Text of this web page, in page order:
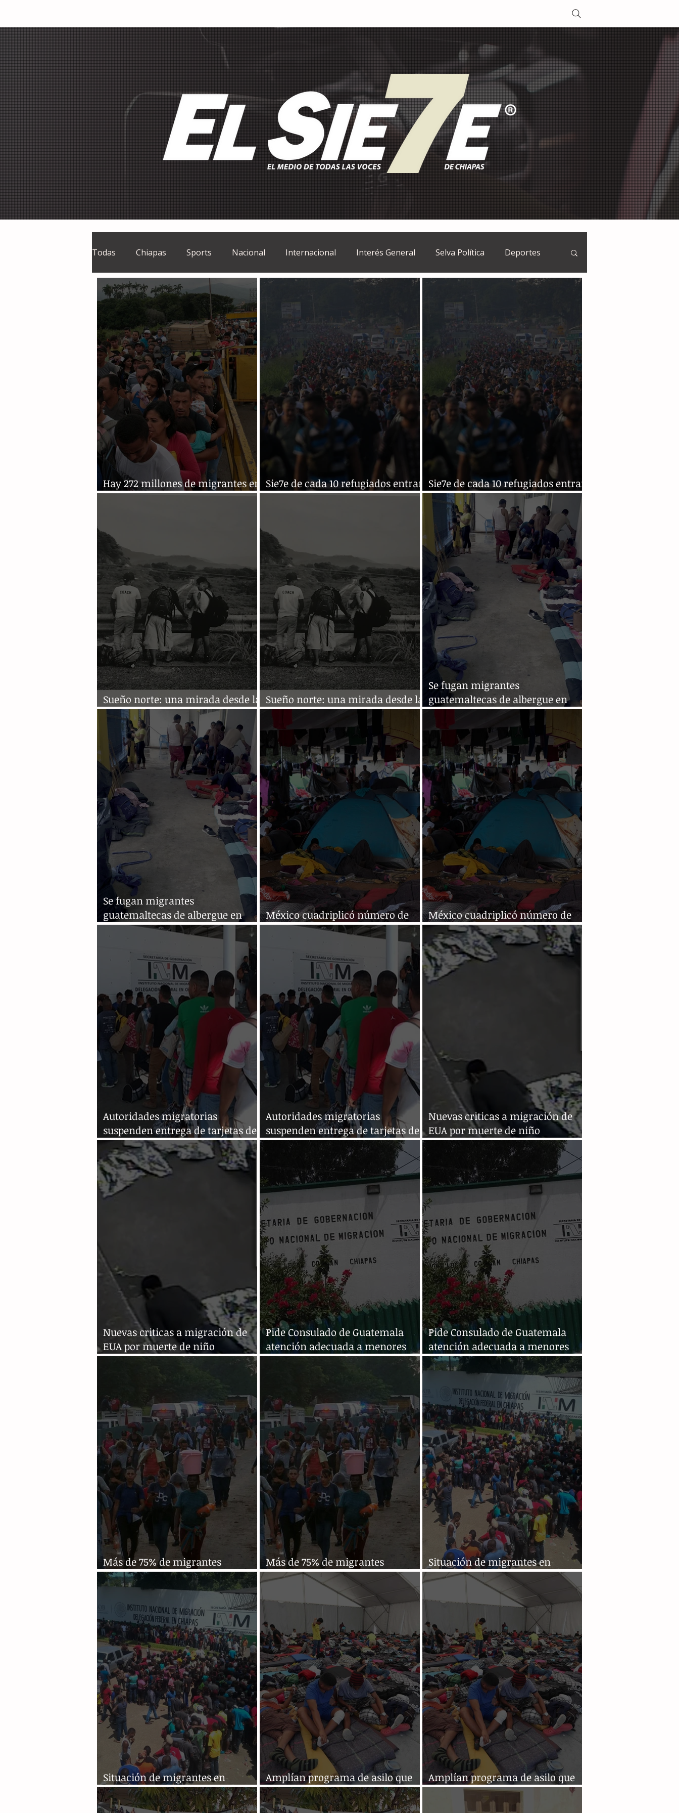
Todas Chiapas Sports Nacional Internacional Interés General Selva Política Deportes
El Sie7e Temas Centrales Estilo de vida
Grupo Financiero Continental
Hay 272 millones de migrantes en
el mundo
Sie7e de cada 10 refugiados entran
al país por Tapachula
Sie7e de cada 10 refugiados entran
al país por Tapachula
Sueño norte: una mirada desde la
frontera sur
Sueño norte: una mirada desde la
frontera sur
Se fugan migrantes
guatemaltecas de albergue en
Comitán
Se fugan migrantes
guatemaltecas de albergue en
Comitán
México cuadriplicó número de
refugiados en menos de un año
México cuadriplicó número de
refugiados en menos de un año
Autoridades migratorias
suspenden entrega de tarjetas de
visitante regional
Autoridades migratorias
suspenden entrega de tarjetas de
visitante regional
Nuevas criticas a migración de
EUA por muerte de niño
guatemalteco
Nuevas criticas a migración de
EUA por muerte de niño
guatemalteco
Pide Consulado de Guatemala
atención adecuada a menores
migrantes
Pide Consulado de Guatemala
atención adecuada a menores
migrantes
Más de 75% de migrantes
dependen de empleos eventuales
Más de 75% de migrantes
dependen de empleos eventuales
Situación de migrantes en
Chiapas es aún preocupante
Situación de migrantes en
Chiapas es aún preocupante
Amplían programa de asilo que
obliga a quedarse en México
Amplían programa de asilo que
obliga a quedarse en México